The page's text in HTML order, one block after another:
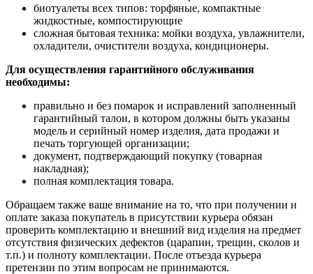
биотуалеты всех типов: торфяные, компактные
жидкостные, компостирующие
сложная бытовая техника: мойки воздуха, увлажнители,
охладители, очистители воздуха, кондиционеры.
Для осуществления гарантийного обслуживания
необходимы:
правильно и без помарок и исправлений заполненный
гарантийный талон, в котором должны быть указаны
модель и серийный номер изделия, дата продажи и
печать торгующей организации;
документ, подтверждающий покупку (товарная
накладная);
полная комплектация товара.
Обращаем также ваше внимание на то, что при получении и
оплате заказа покупатель в присутствии курьера обязан
проверить комплектацию и внешний вид изделия на предмет
отсутствия физических дефектов (царапин, трещин, сколов и
т.п.) и полноту комплектации. После отъезда курьера
претензии по этим вопросам не принимаются.